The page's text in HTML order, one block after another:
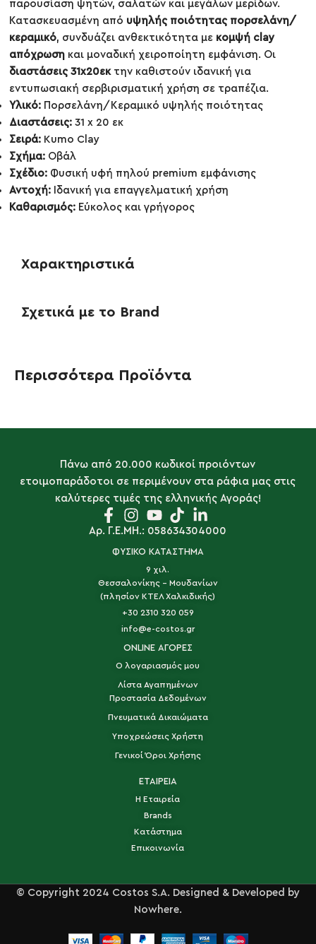
παρουσίαση ψητών, σαλατών και μεγάλων μερίδων.
Κατασκευασμένη από υψηλής ποιότητας πορσελάνη/
κεραμικό, συνδυάζει ανθεκτικότητα με κομψή clay
απόχρωση και μοναδική χειροποίητη εμφάνιση. Οι
διαστάσεις 31x20εκτην καθιστούν ιδανική για
εντυπωσιακή σερβιρισματική χρήση σε τραπέζια.
Υλικό: Πορσελάνη/Κεραμικό υψηλής ποιότητας
Διαστάσεις: 31 x 20 εκ
Σειρά: Kumo Clay
Σχήμα: Οβάλ
Σχέδιο: Φυσική υφή πηλού premium εμφάνισης
Αντοχή: Ιδανική για επαγγελματική χρήση
Καθαρισμός: Εύκολος και γρήγορος
Χαρακτηριστικά
Σχετικά με το Brand
Περισσότερα Προϊόντα
Πάνω από 20.000 κωδικοί προιόντων
ετοιμοπαράδοτοι σε περιμένουν στα ράφια μας στις
καλύτερες τιμές της ελληνικής Αγοράς!
Αρ. Γ.Ε.ΜΗ.: 058634304000
ΦΥΣΙΚΟ ΚΑΤΑΣΤΗΜΑ
9 χιλ.
Θεσσαλονίκης - Μουδανίων
(πλησίον ΚΤΕΛ Χαλκιδικής)
+30 2310 320 059
info@e-costos.gr
ONLINE ΑΓΟΡΕΣ
Ο λογαριασμός μου
Λίστα Αγαπημένων
Προστασία Δεδομένων
Πνευματικά Δικαιώματα
Υποχρεώσεις Χρήστη
Γενικοί Όροι Χρήσης
ΕΤΑΙΡΕΙΑ
Η Εταιρεία
Brands
Κατάστημα
Επικοινωνία
© Copyright 2024 Costos S.A. Designed & Developed by
Nowhere.